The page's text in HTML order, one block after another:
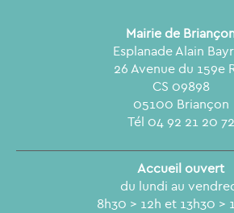
Mairie de
Esplanade Alain
26 Avenue du 159e
CS 09898
05100 Briançon
Tél 04 92 21 20 72
Accueil ouvert
du lundi au
8h30 > 12h et 13h30 >